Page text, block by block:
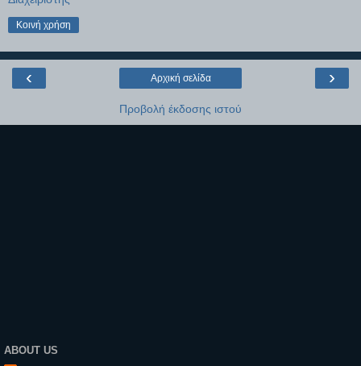
Κοινή χρήση
‹ ›
Αρχική σελίδα
Προβολή έκδοσης ιστού
ABOUT US